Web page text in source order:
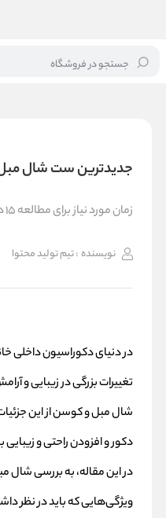
جستجو در فروشگاه خانه / بلاگ/ جدیدترین ست شال مبل
جدیدترین ست شال
زمان مورد نیاز برای مطالعه 15 دقیقه
نویسنده : تیم تولید محتوا
در دنیای دکوراسیون داخلی
تغییرات بزرگی در زیبایی و
شال مبل و کوسن از این
دکور و افزودن راحتی و
در این مقاله، به بررسیشال
ویژگی‌هایی که باید در نظر